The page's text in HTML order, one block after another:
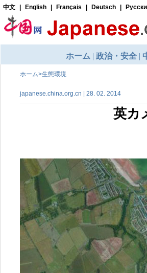
ホーム>生態環境
japanese.china.org.cn | 28. 02. 2014
英カ